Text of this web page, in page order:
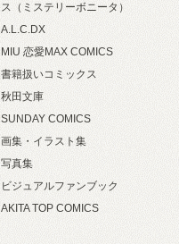
ス（ミステリーボニータ）
A.L.C.DX
MIU 恋愛MAX COMICS
書籍扱いコミックス
秋田文庫
SUNDAY COMICS
画集・イラスト集
写真集
ビジュアルファンブック
AKITA TOP COMICS